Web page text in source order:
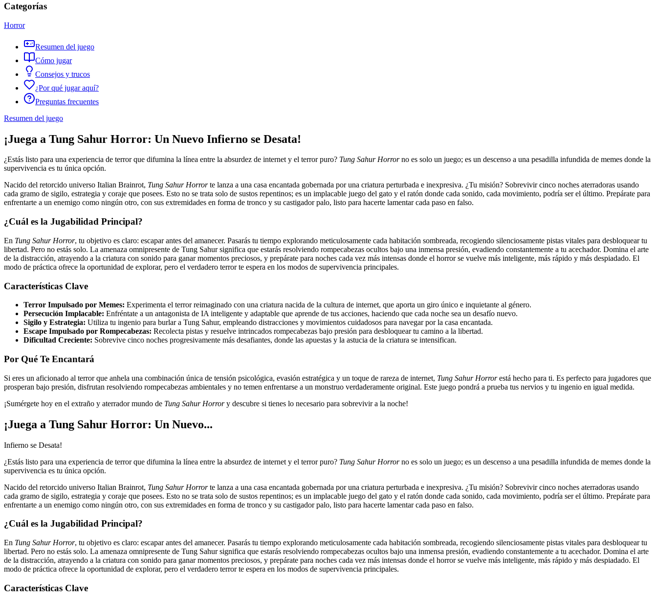
Categorías
Horror
Resumen del juego
Cómo jugar
Consejos y trucos
¿Por qué jugar aquí?
Preguntas frecuentes
Resumen del juego
¡Juega a Tung Sahur Horror: Un Nuevo Infierno se Desata!
¿Estás listo para una experiencia de terror que difumina la línea entre la absurdez de internet y el terror puro? Tung Sahur Horrorno es solo un juego; es un descenso a una pesadilla infundida de memes donde la
supervivencia es tu única opción.
Nacido del retorcido universo Italian Brainrot, Tung Sahur Horrorte lanza a una casa encantada gobernada por una criatura perturbada e inexpresiva. ¿Tu misión? Sobrevivir cinco noches aterradoras usando
cada gramo de sigilo, estrategia y coraje que posees. Esto no se trata solo de sustos repentinos; es un implacable juego del gato y el ratón donde cada sonido, cada movimiento, podría ser el último. Prepárate para
enfrentarte a un enemigo como ningún otro, con sus extremidades en forma de tronco y su castigador palo, listo para hacerte lamentar cada paso en falso.
¿Cuál es la Jugabilidad Principal?
En Tung Sahur Horror, tu objetivo es claro: escapar antes del amanecer. Pasarás tu tiempo explorando meticulosamente cada habitación sombreada, recogiendo silenciosamente pistas vitales para desbloquear tu
libertad. Pero no estás solo. La amenaza omnipresente de Tung Sahur significa que estarás resolviendo rompecabezas ocultos bajo una inmensa presión, evadiendo constantemente a tu acechador. Domina el arte
de la distracción, atrayendo a la criatura con sonido para ganar momentos preciosos, y prepárate para noches cada vez más intensas donde el horror se vuelve más inteligente, más rápido y más despiadado. El
modo de práctica ofrece la oportunidad de explorar, pero el verdadero terror te espera en los modos de supervivencia principales.
Características Clave
Terror Impulsado por Memes: Experimenta el terror reimaginado con una criatura nacida de la cultura de internet, que aporta un giro único e inquietante al género.
Persecución Implacable: Enfréntate a un antagonista de IA inteligente y adaptable que aprende de tus acciones, haciendo que cada noche sea un desafío nuevo.
Sigilo y Estrategia: Utiliza tu ingenio para burlar a Tung Sahur, empleando distracciones y movimientos cuidadosos para navegar por la casa encantada.
Escape Impulsado por Rompecabezas: Recolecta pistas y resuelve intrincados rompecabezas bajo presión para desbloquear tu camino a la libertad.
Dificultad Creciente: Sobrevive cinco noches progresivamente más desafiantes, donde las apuestas y la astucia de la criatura se intensifican.
Por Qué Te Encantará
Si eres un aficionado al terror que anhela una combinación única de tensión psicológica, evasión estratégica y un toque de rareza de internet, Tung Sahur Horrorestá hecho para ti. Es perfecto para jugadores que
prosperan bajo presión, disfrutan resolviendo rompecabezas ambientales y no temen enfrentarse a un monstruo verdaderamente original. Este juego pondrá a prueba tus nervios y tu ingenio en igual medida.
¡Sumérgete hoy en el extraño y aterrador mundo de Tung Sahur Horrory descubre si tienes lo necesario para sobrevivir a la noche!
¡Juega a Tung Sahur Horror: Un Nuevo...
Infierno se Desata!
¿Estás listo para una experiencia de terror que difumina la línea entre la absurdez de internet y el terror puro? Tung Sahur Horrorno es solo un juego; es un descenso a una pesadilla infundida de memes donde la
supervivencia es tu única opción.
Nacido del retorcido universo Italian Brainrot, Tung Sahur Horrorte lanza a una casa encantada gobernada por una criatura perturbada e inexpresiva. ¿Tu misión? Sobrevivir cinco noches aterradoras usando
cada gramo de sigilo, estrategia y coraje que posees. Esto no se trata solo de sustos repentinos; es un implacable juego del gato y el ratón donde cada sonido, cada movimiento, podría ser el último. Prepárate para
enfrentarte a un enemigo como ningún otro, con sus extremidades en forma de tronco y su castigador palo, listo para hacerte lamentar cada paso en falso.
¿Cuál es la Jugabilidad Principal?
En Tung Sahur Horror, tu objetivo es claro: escapar antes del amanecer. Pasarás tu tiempo explorando meticulosamente cada habitación sombreada, recogiendo silenciosamente pistas vitales para desbloquear tu
libertad. Pero no estás solo. La amenaza omnipresente de Tung Sahur significa que estarás resolviendo rompecabezas ocultos bajo una inmensa presión, evadiendo constantemente a tu acechador. Domina el arte
de la distracción, atrayendo a la criatura con sonido para ganar momentos preciosos, y prepárate para noches cada vez más intensas donde el horror se vuelve más inteligente, más rápido y más despiadado. El
modo de práctica ofrece la oportunidad de explorar, pero el verdadero terror te espera en los modos de supervivencia principales.
Características Clave